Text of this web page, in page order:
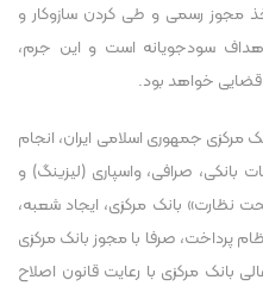
مجوز رسمی و طی کردن سازوکار و
سودجویانه است و این جرم،
خواهد بود.
ماده (۳۷) قانون بانک مرکزی جمهوری اسلامی ایران، انجام
بانکی، صرافی، واسپاری (لیزینگ) و
نظارت» بانک مرکزی، ایجاد شعبه،
پرداخت، صرفا با مجوز بانک مرکزی
مرکزی با رعایت قانون اصلاح